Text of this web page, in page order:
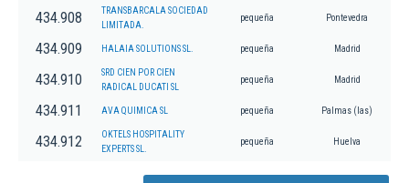
434.908
TRANSBARCALA SOCIEDAD
LIMITADA.
pequeña Pontevedra
434.909 HALAIA SOLUTIONS SL. pequeña Madrid
434.910
SRD CIEN POR CIEN
RADICAL DUCATI SL
pequeña Madrid
434.911 AVA QUIMICA SL pequeña Palmas (las)
434.912
OKTELS HOSPITALITY
EXPERTS SL.
pequeña Huelva